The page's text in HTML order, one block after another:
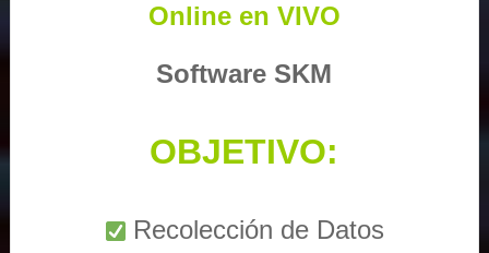
Online en VIVO
Software SKM
OBJETIVO:
Recolección de Datos